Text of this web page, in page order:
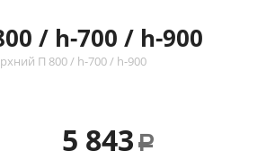
/ h-700 / h-900
П 800 / h-700 / h-900
5 843 Р